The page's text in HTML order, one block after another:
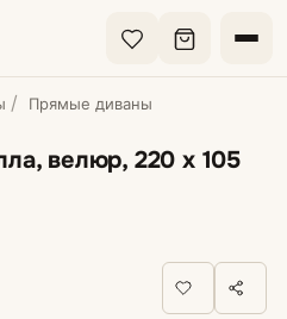
Прямые диваны
велюр, 220 х 105